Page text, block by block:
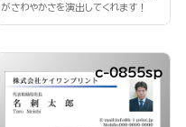
がさわやかさを演出してくれます！
c-0855sp